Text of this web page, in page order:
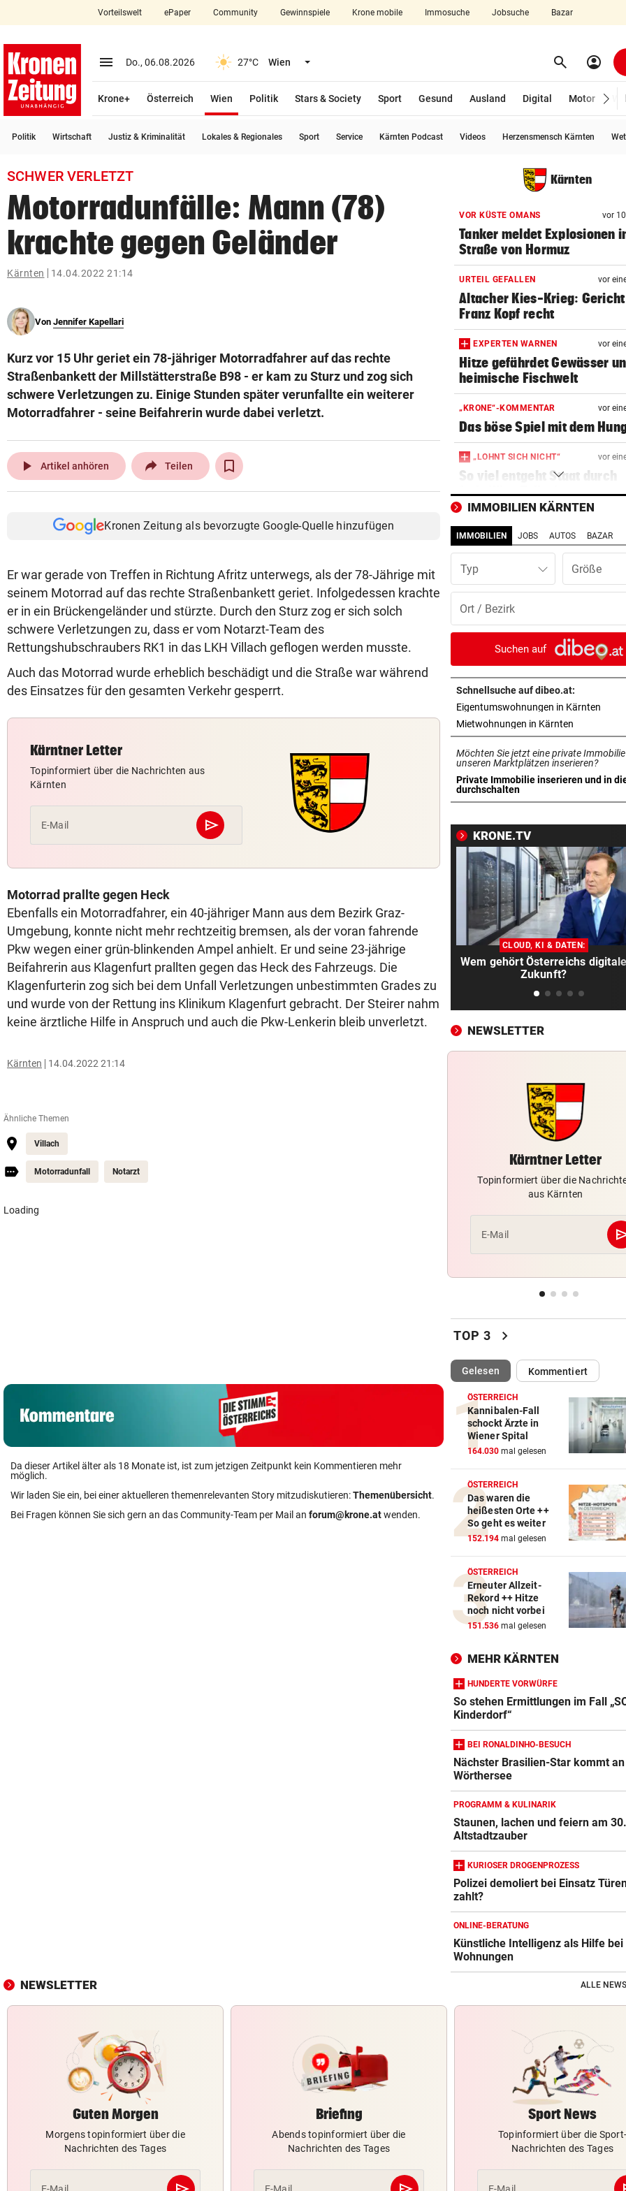
closeSchließen
account_circle Anmelden
arrow_right
bookmark
search
Suchbegriff
eingeben
© Krone Multimedia GmbH & Co KG 2026
Vorteilswelt ePaper Community Gewinnspiele Krone mobile Immosuche Jobsuche Bazar
menu Menü aufklappen
Do., 06.08.2026 27°C Wien Menü aufklappen search Suchen
account_circle
Krone+ Österreich Wien
Politik
Stars & Society Sport Gesund Ausland Digital Motor
Politik Wirtschaft Justiz & Kriminalität Lokales & Regionales Sport Service Kärnten Podcast Videos Herzensmensch Kärnten
SCHWER VERLETZT
Motorradunfälle: Mann (78)
krachte gegen Geländer
Kärnten 14.04.2022 21:14
Von Jennifer Kapellari
Kurz vor 15 Uhr geriet ein 78-jähriger Motorradfahrer auf das rechte
Straßenbankett der Millstätterstraße B98 - er kam zu Sturz und zog sich
schwere Verletzungen zu. Einige Stunden später verunfallte ein weiterer
Motorradfahrer - seine Beifahrerin wurde dabei verletzt.
play_arrow Artikel anhören Teilen
Kronen Zeitung als bevorzugte Google-Quelle hinzufügen
Er war gerade von Treffen in Richtung Afritz unterwegs, als der 78-Jährige mit
seinem Motorrad auf das rechte Straßenbankett geriet. Infolgedessen krachte
er in ein Brückengeländer und stürzte. Durch den Sturz zog er sich solch
schwere Verletzungen zu, dass er vom Notarzt-Team des
Rettungshubschraubers RK1 in das LKH Villach geflogen werden musste.
Auch das Motorrad wurde erheblich beschädigt und die Straße war während
des Einsatzes für den gesamten Verkehr gesperrt.
Kärntner Letter
Topinformiert über die Nachrichten aus
Kärnten
E-Mail send
Abschicken
Motorrad prallte gegen Heck
Ebenfalls ein Motorradfahrer, ein 40-jähriger Mann aus dem Bezirk Graz-
Umgebung, konnte nicht mehr rechtzeitig bremsen, als der voran fahrende
Pkw wegen einer grün-blinkenden Ampel anhielt. Er und seine 23-jährige
Beifahrerin aus Klagenfurt prallten gegen das Heck des Fahrzeugs. Die
Klagenfurterin zog sich bei dem Unfall Verletzungen unbestimmten Grades zu
und wurde von der Rettung ins Klinikum Klagenfurt gebracht. Der Steirer nahm
keine ärztliche Hilfe in Anspruch und auch die Pkw-Lenkerin bleib unverletzt.
Kärnten 14.04.2022 21:14
Ähnliche Themen
Villach
Motorradunfall Notarzt
Loading
Da dieser Artikel älter als 18 Monate ist, ist zum jetzigen Zeitpunkt kein Kommentieren mehr
möglich.
Wir laden Sie ein, bei einer aktuelleren themenrelevanten Story mitzudiskutieren:Themenübersicht.
Bei Fragen können Sie sich gern an das Community-Team per Mail an forum@krone.atwenden.
Kärnten
VOR KÜSTE OMANS vor
Tanker meldet Explosionen
Straße von Hormuz
URTEIL GEFALLEN vor
Altacher Kies-Krieg:
Franz Kopf recht
EXPERTEN WARNEN vor
Hitze gefährdet Gewässer
heimische Fischwelt
„KRONE“-KOMMENTAR vor
Das böse Spiel mit dem
„LOHNT SICH NICHT“ vor
So viel entgeht Staat durch
freiwillige Teilzeit
Hackeln statt faulenzen: So
läuft‘s bei Ferialjobs
„KRONE“-INTERVIEW vor
Bibiza: „Der Vergleich mit
HUNDERTE VORWÜRFE vor
So stehen Ermittlungen im
„SOS-Kinderdorf“
MANNINGER UNFALLSTELLE
„Wir sind froh, aber Alex
nicht zurück!“
PROJEKT IN OHLSDORF vor
19 Hektar Wald gerodet:
„KRONE“-KOMMENTAR
Liebe Regierung, das ist jetzt
genug heiße Luft!
BIS 500 EURO GELDBUSSE vor
Wasser wird knapp: Jetzt
Kunden Strafen
ANRUF IN MAFIA-MANIER
Abhöraffäre! Ermittlungen
CONFERENCE LEAGUE
LIVE ab 18 Uhr: Rapid muss
CONFERENCE LEAGUE
LIVE ab 19.30 Uhr: Beitar
Jerusalem gegen Austria!
EUROPA-LEAGUE-TICKER
LIVE ab 19 Uhr: Red Bull
gegen FC Pafos!
DAS SAGT STURM-COACH vor 6
Charakterprobe! „Das
TRUMP BESCHIMPFT IHN
Nach Eklat: Sperre gegen
Eto‘o aufgehoben
REGEN IM ANMARSCH vor
Wie sich das Wetter nach
Rekord-Hitze umstellt
IMMOBILIEN KÄRNTEN
IMMOBILIEN JOBS AUTOS BAZAR
Typ
Suchen auf
Schnellsuche auf dibeo.at:
Eigentumswohnungen in Kärnten
Mietwohnungen in Kärnten
Möchten Sie jetzt eine private
unseren Marktplätzen inserieren?
Private Immobilie inserieren und in
durchschalten
in neuem Tab öffnen
KRONE.TV
CLOUD, KI & DATEN:
Wem gehört Österreichs digitale
Zukunft?
NEWSLETTER
Kärntner Letter
Topinformiert über die
aus Kärnten
E-Mail
TOP 3 chevron_right
Gelesen(ausgewählt)Kommentiert
ÖSTERREICH
Kannibalen-Fall
schockt Ärzte in
Wiener Spital
164.030 mal gelesen
ÖSTERREICH
Das waren die
heißesten Orte ++
So geht es weiter
152.194 mal gelesen
ÖSTERREICH
Erneuter Allzeit-
Rekord ++ Hitze
noch nicht vorbei
151.536 mal gelesen
MEHR KÄRNTEN
HUNDERTE VORWÜRFE
So stehen Ermittlungen im Fall
Kinderdorf“
BEI RONALDINHO-BESUCH
Nächster Brasilien-Star kommt
Wörthersee
PROGRAMM & KULINARIK
Staunen, lachen und feiern am 30.
Altstadtzauber
KURIOSER DROGENPROZESS
Polizei demoliert bei Einsatz
zahlt?
ONLINE-BERATUNG
Künstliche Intelligenz als Hilfe bei
Wohnungen
NEWSLETTER ALLE
Guten Morgen
Morgens topinformiert über die
Nachrichten des Tages
Briefing
Abends topinformiert über die
Nachrichten des Tages
Sport News
Topinformiert über die Sport-
Nachrichten des Tages